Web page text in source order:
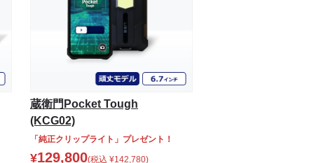
蔵衛門Pocket Tough
(KCG02)
「純正クリップライト」プレゼント！
¥129,800(税込 ¥142,780)